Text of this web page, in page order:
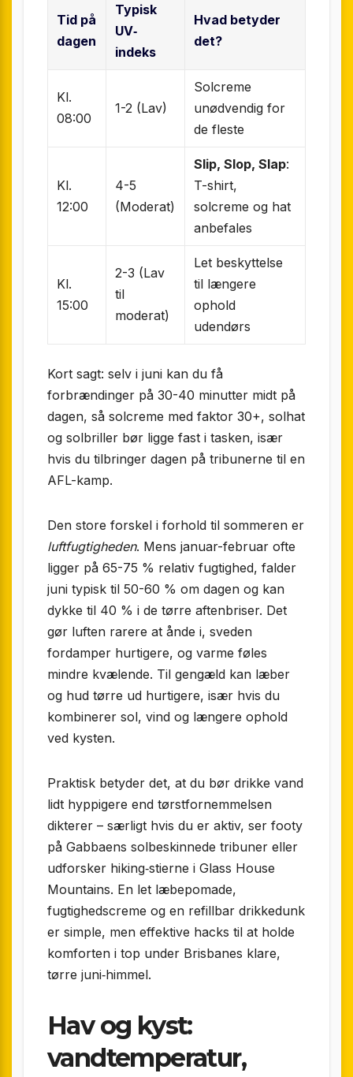
Tid på
dagen
Typisk
UV‐
indeks
Hvad betyder
det?
Kl.
08:00
1-2 (Lav)
Solcreme
unødvendig for
de fleste
Kl.
12:00
4-5
(Moderat)
Slip, Slop, Slap:
T-shirt,
solcreme og hat
anbefales
Kl.
15:00
2-3 (Lav
til
moderat)
Let beskyttelse
til længere
ophold
udendørs
Kort sagt: selv i juni kan du få
forbrændinger på 30-40 minutter midt på
dagen, så solcreme med faktor 30+, solhat
og solbriller bør ligge fast i tasken, især
hvis du tilbringer dagen på tribunerne til en
AFL-kamp.
Den store forskel i forhold til sommeren er
luftfugtigheden. Mens januar-februar ofte
ligger på 65-75 % relativ fugtighed, falder
juni typisk til 50-60 % om dagen og kan
dykke til 40 % i de tørre aftenbriser. Det
gør luften rarere at ånde i, sveden
fordamper hurtigere, og varme føles
mindre kvælende. Til gengæld kan læber
og hud tørre ud hurtigere, især hvis du
kombinerer sol, vind og længere ophold
ved kysten.
Praktisk betyder det, at du bør drikke vand
lidt hyppigere end tørstfornemmelsen
dikterer – særligt hvis du er aktiv, ser footy
på Gabbaens solbeskinnede tribuner eller
udforsker hiking‐stierne i Glass House
Mountains. En let læbepomade,
fugtighedscreme og en refillbar drikkedunk
er simple, men effektive hacks til at holde
komforten i top under Brisbanes klare,
tørre juni‐himmel.
Hav og kyst:
vandtemperatur,